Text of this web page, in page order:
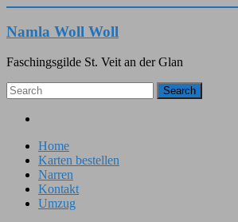
Namla Woll Woll
Faschingsgilde St. Veit an der Glan
Search
Home
Karten bestellen
Narren
Kontakt
Umzug